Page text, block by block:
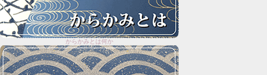
からかみとは何か